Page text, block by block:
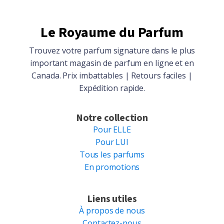
Le Royaume du Parfum
Trouvez votre parfum signature dans le plus
important magasin de parfum en ligne et en
Canada. Prix imbattables | Retours faciles |
Expédition rapide.
Notre collection
Pour ELLE
Pour LUI
Tous les parfums
En promotions
Liens utiles
À propos de nous